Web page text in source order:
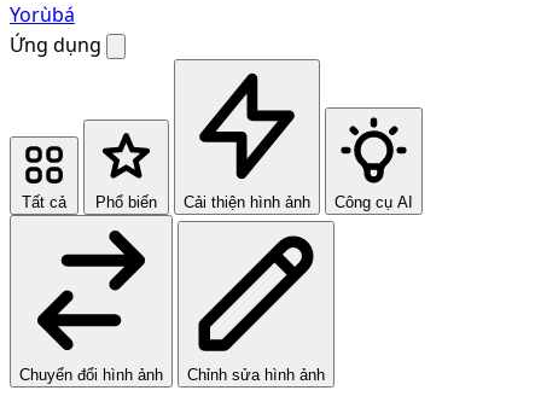
Yorùbá
Ứng dụng
Tất cả Phổ biến Cải thiện hình ảnh Công cụ AI
Chuyển đổi hình ảnh Chỉnh sửa hình ảnh